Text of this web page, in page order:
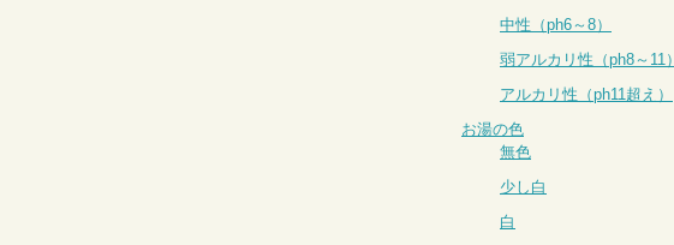
中性（ph6～8）
弱アルカリ性（ph8～11）
アルカリ性（ph11超え）
お湯の色
無色
少し白
白